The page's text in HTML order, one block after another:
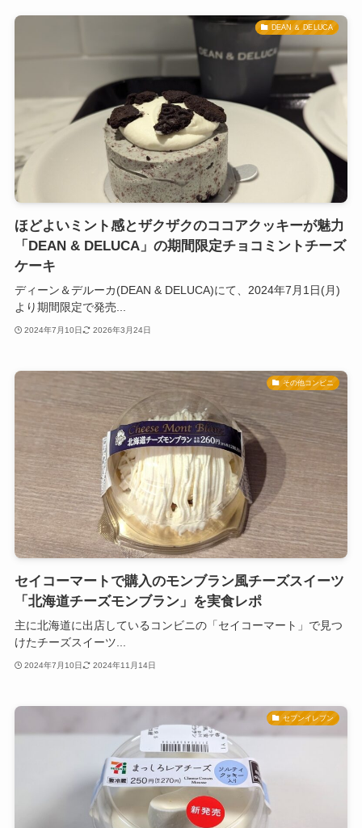
DEAN ＆ DELUCA
ほどよいミント感とザクザクのココアクッキーが魅力
「DEAN & DELUCA」の期間限定チョコミントチーズ
ケーキ
ディーン＆デルーカ(DEAN & DELUCA)にて、2024年7月1日(月)
より期間限定で発売...
2024年7月10日 2026年3月24日
その他コンビニ
セイコーマートで購入のモンブラン風チーズスイーツ
「北海道チーズモンブラン」を実食レポ
主に北海道に出店しているコンビニの「セイコーマート」で見つ
けたチーズスイーツ...
2024年7月10日 2024年11月14日
セブンイレブン